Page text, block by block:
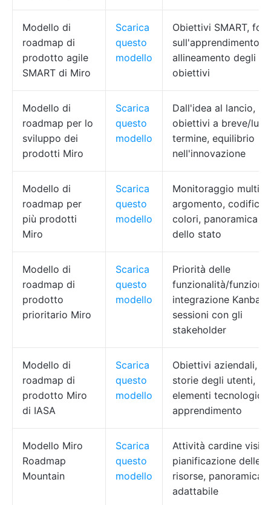
Modello di
roadmap di
prodotto agile
SMART di Miro
Scarica
questo
modello
Obiettivi SMART,
sull'apprendimento,
allineamento degli
obiettivi
Modello di
roadmap per lo
sviluppo dei
prodotti Miro
Scarica
questo
modello
Dall'idea al lancio,
obiettivi a breve/
termine, equilibrio
nell'innovazione
Modello di
roadmap per
più prodotti
Miro
Scarica
questo
modello
Monitoraggio multi-
argomento, codifica
colori, panoramica
dello stato
Modello di
roadmap di
prodotto
prioritario Miro
Scarica
questo
modello
Priorità delle
funzionalità/funzioni,
integrazione Kanban,
sessioni con gli
stakeholder
Modello di
roadmap di
prodotto Miro
di IASA
Scarica
questo
modello
Obiettivi aziendali,
storie degli utenti,
elementi tecnologici/
apprendimento
Modello Miro
Roadmap
Mountain
Scarica
questo
modello
Attività cardine
pianificazione delle
risorse, panoramica
adattabile